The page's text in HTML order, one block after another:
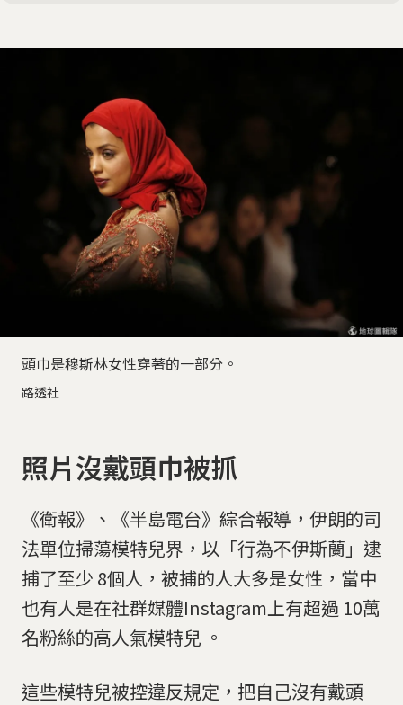
頭巾是穆斯林女性穿著的一部分。
路透社
照片沒戴頭巾被抓
《衛報》、《半島電台》綜合報導，伊朗的司
法單位掃蕩模特兒界，以「行為不伊斯蘭」逮
捕了至少 8個人，被捕的人大多是女性，當中
也有人是在社群媒體Instagram上有超過 10萬
名粉絲的高人氣模特兒 。
這些模特兒被控違反規定，把自己沒有戴頭